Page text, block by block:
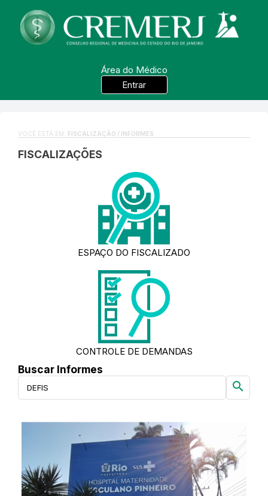
Área do Médico
Entrar
VOCÊ ESTÁ EM: FISCALIZAÇÃO / INFORMES
FISCALIZAÇÕES
ESPAÇO DO FISCALIZADO
CONTROLE DE DEMANDAS
Buscar Informes
search